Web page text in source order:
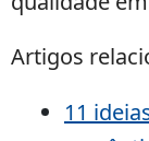
Artigos
11